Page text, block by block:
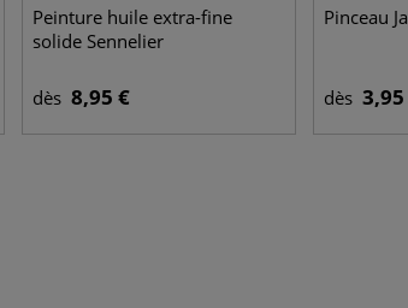
Peinture huile extra-fine
solide Sennelier
dès 8,95 €
Pinceau
dès